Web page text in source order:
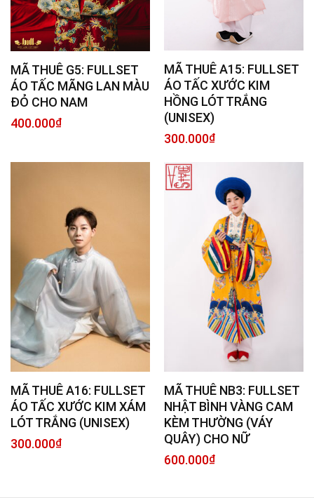
MÃ THUÊ G5: FULLSET
ÁO TẤC MÃNG LAN MÀU
ĐỎ CHO NAM
400.000₫
MÃ THUÊ A15: FULLSET
ÁO TẤC XƯỚC KIM
HỒNG LÓT TRẮNG
(UNISEX)
300.000₫
MÃ THUÊ A16: FULLSET
ÁO TẤC XƯỚC KIM XÁM
LÓT TRẮNG (UNISEX)
300.000₫
MÃ THUÊ NB3: FULLSET
NHẬT BÌNH VÀNG CAM
KÈM THƯỜNG (VÁY
QUÂY) CHO NỮ
600.000₫